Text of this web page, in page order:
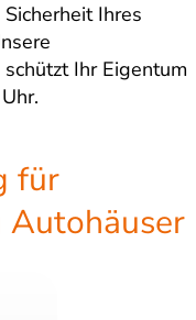
Ihres
Ihr Eigentum
für